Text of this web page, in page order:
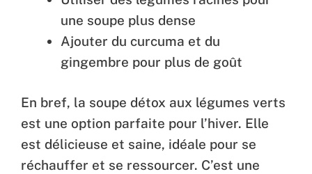
une soupe plus dense
Ajouter du curcuma et du
gingembre pour plus de goût
En bref, la soupe détox aux légumes verts
est une option parfaite pour l’hiver. Elle
est délicieuse et saine, idéale pour se
réchauffer et se ressourcer. C’est une